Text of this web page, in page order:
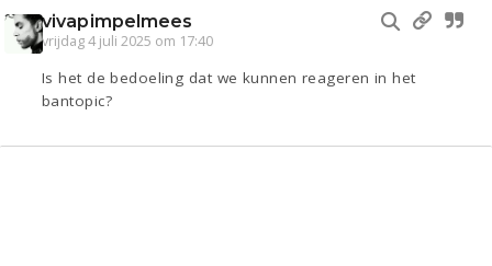
vivapimpelmees
vrijdag 4 juli 2025 om 17:40
Is het de bedoeling dat we kunnen reageren in het
bantopic?